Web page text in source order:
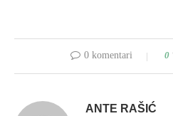
0 komentari 0
ANTE RAŠIĆ